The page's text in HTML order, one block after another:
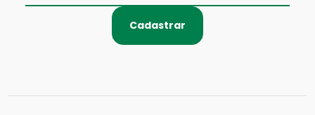
Cadastrar